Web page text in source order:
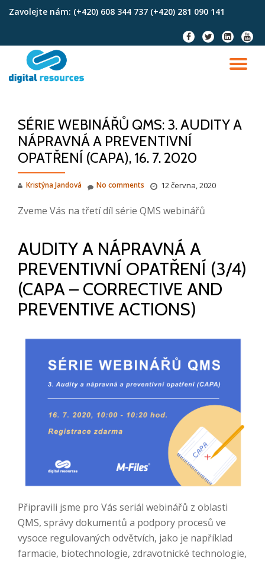
Zavolejte nám: (+420) 608 344 737 (+420) 281 090 141
fa-
facebook
fa-
twitter
fa-
linkedin-
square
fa-
SÉRIE WEBINÁŘŮ QMS: 3. AUDITY A
NÁPRAVNÁ A PREVENTIVNÍ
OPATŘENÍ (CAPA), 16. 7. 2020
Kristýna Jandová 12 června, 2020
No comments
Zveme Vás na třetí díl série QMS webinářů
AUDITY A NÁPRAVNÁ A
PREVENTIVNÍ OPATŘENÍ (3/4)
(CAPA – CORRECTIVE AND
PREVENTIVE ACTIONS)
Připravili jsme pro Vás seriál webinářů z oblasti
QMS, správy dokumentů a podpory procesů ve
vysoce regulovaných odvětvích, jako je například
farmacie, biotechnologie, zdravotnické technologie,